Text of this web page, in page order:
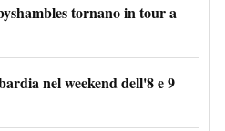
tornano in tour a
nel weekend dell'8 e 9